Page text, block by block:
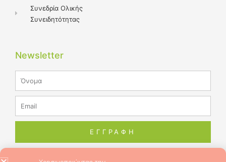
Συνεδρία Ολικής
Συνειδητότητας
Newsletter
ΕΓΓΡΑΦΗ